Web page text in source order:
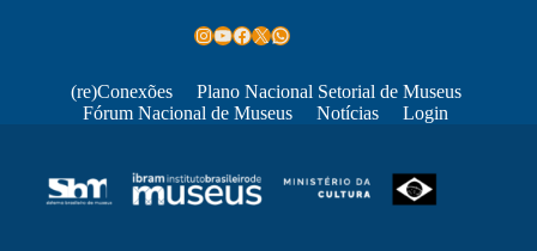
Instagram
Youtube
Facebook
X WhatsApp
(re)Conexões
Plano Nacional Setorial de Museus
Fórum Nacional de Museus
Notícias Login